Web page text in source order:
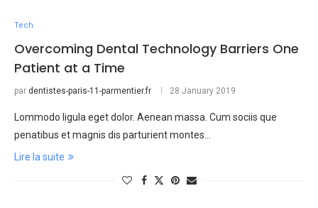
Tech
Overcoming Dental Technology Barriers One
Patient at a Time
par dentistes-paris-11-parmentier.fr 28 January 2019
Lommodo ligula eget dolor. Aenean massa. Cum sociis que
penatibus et magnis dis parturient montes…
Lire la suite